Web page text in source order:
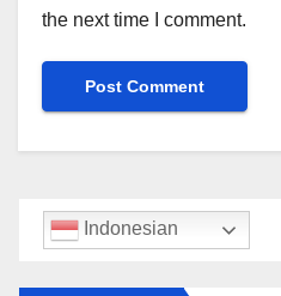
the next time I comment.
Indonesian